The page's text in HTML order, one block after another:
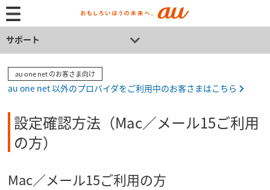
サポート
au one net のお客さま向け
au one net 以外のプロバイダをご利用中のお客さまはこちら
設定確認方法（Mac／メール15ご利用
の方）
Mac／メール15ご利用の方